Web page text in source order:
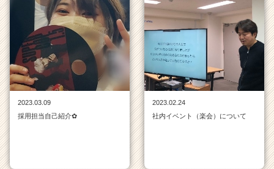
ラ
イ
ン
一
覧
ベ
2023.03.09
採用担当自己紹介✿
2023.02.24
社内イベント（楽会）について